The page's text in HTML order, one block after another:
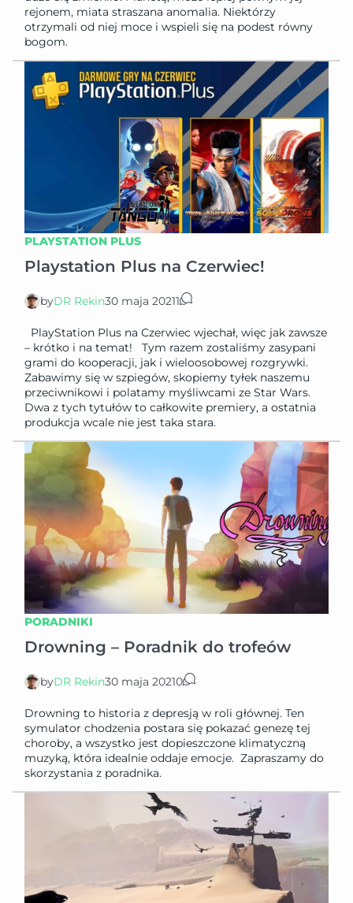
rejonem, miata straszana anomalia. Niektórzy
otrzymali od niej moce i wspieli się na podest równy
bogom.
PLAYSTATION PLUS
Playstation Plus na Czerwiec!
byDR Rekin30 maja 20211
PlayStation Plus na Czerwiec wjechał, więc jak zawsze
– krótko i na temat! Tym razem zostaliśmy zasypani
grami do kooperacji, jak i wieloosobowej rozgrywki.
Zabawimy się w szpiegów, skopiemy tyłek naszemu
przeciwnikowi i polatamy myśliwcami ze Star Wars.
Dwa z tych tytułów to całkowite premiery, a ostatnia
produkcja wcale nie jest taka stara.
PORADNIKI
Drowning – Poradnik do trofeów
byDR Rekin30 maja 20210
Drowning to historia z depresją w roli głównej. Ten
symulator chodzenia postara się pokazać genezę tej
choroby, a wszystko jest dopieszczone klimatyczną
muzyką, która idealnie oddaje emocje. Zapraszamy do
skorzystania z poradnika.